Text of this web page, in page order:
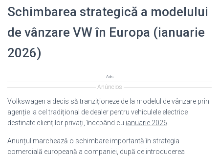
Schimbarea strategică a modelului
de vânzare VW în Europa (ianuarie
2026)
Ads
Anúncios
Volkswagen a decis să tranziționeze de la modelul de vânzare prin
agenție la cel tradițional de dealer pentru vehiculele electrice
destinate clienților privați, începând cu ianuarie 2026
Anunțul marchează o schimbare importantă în strategia
comercială europeană a companiei, după ce introducerea